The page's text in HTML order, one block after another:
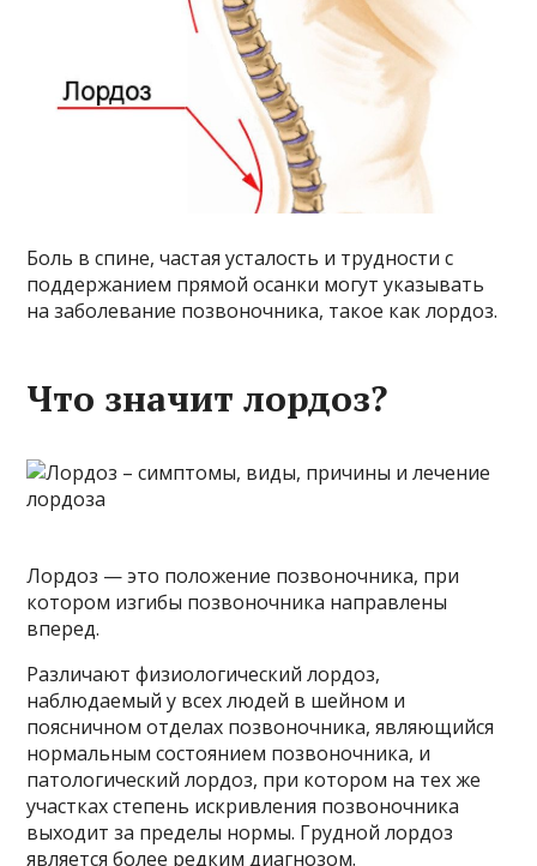
Боль в спине, частая усталость и трудности с
поддержанием прямой осанки могут указывать
на заболевание позвоночника, такое как лордоз.
Что значит лордоз?
Лордоз — это положение позвоночника, при
котором изгибы позвоночника направлены
вперед.
Различают физиологический лордоз,
наблюдаемый у всех людей в шейном и
поясничном отделах позвоночника, являющийся
нормальным состоянием позвоночника, и
патологический лордоз, при котором на тех же
участках степень искривления позвоночника
выходит за пределы нормы. Грудной лордоз
является более редким диагнозом.